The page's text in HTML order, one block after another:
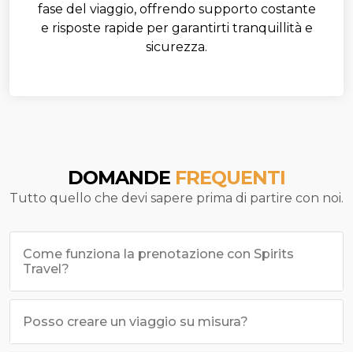
fase del viaggio, offrendo supporto costante
e risposte rapide per garantirti tranquillità e
sicurezza.
DOMANDE FREQUENTI
Tutto quello che devi sapere prima di partire con noi.
Come funziona la prenotazione con Spirits
Travel?
Posso creare un viaggio su misura?